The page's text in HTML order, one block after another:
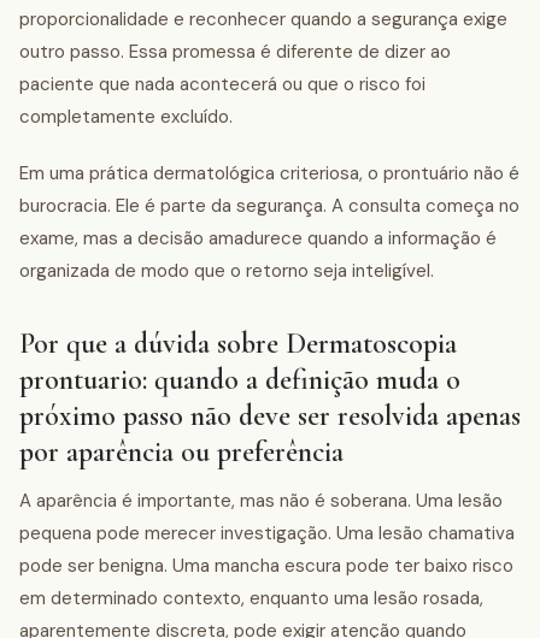
proporcionalidade e reconhecer quando a segurança exige
outro passo. Essa promessa é diferente de dizer ao
paciente que nada acontecerá ou que o risco foi
completamente excluído.
Em uma prática dermatológica criteriosa, o prontuário não é
burocracia. Ele é parte da segurança. A consulta começa no
exame, mas a decisão amadurece quando a informação é
organizada de modo que o retorno seja inteligível.
Por que a dúvida sobre Dermatoscopia
prontuario: quando a definição muda o
próximo passo não deve ser resolvida apenas
por aparência ou preferência
A aparência é importante, mas não é soberana. Uma lesão
pequena pode merecer investigação. Uma lesão chamativa
pode ser benigna. Uma mancha escura pode ter baixo risco
em determinado contexto, enquanto uma lesão rosada,
aparentemente discreta, pode exigir atenção quando